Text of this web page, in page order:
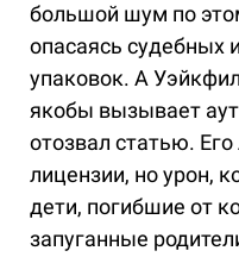
большой шум по
опасаясь судебных
упаковок. А
якобы вызывает
отозвал статью.
лицензии, но урон,
дети, погибшие от
запуганные